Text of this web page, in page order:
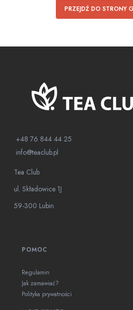
PRZEJDŹ DO STRONY
+48 76 844 44 25
info@teaclub.pl
Tea Club
ul. Składowice 1J
59-300 Lubin
Linki w stopce
POMOC
Regulamin
Jak zamawiać?
Polityka prywatności